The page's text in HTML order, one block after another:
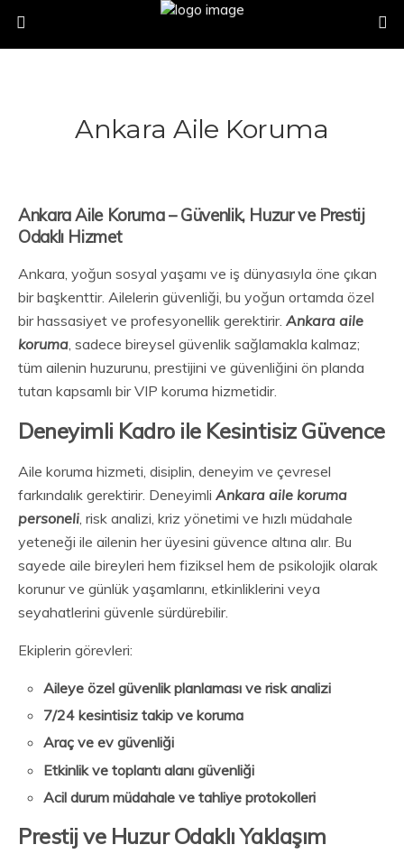
Ankara Aile Koruma
Ankara Aile Koruma – Güvenlik, Huzur ve Prestij
Odaklı Hizmet
Ankara, yoğun sosyal yaşamı ve iş dünyasıyla öne çıkan
bir başkenttir. Ailelerin güvenliği, bu yoğun ortamda özel
bir hassasiyet ve profesyonellik gerektirir. Ankara aile
koruma, sadece bireysel güvenlik sağlamakla kalmaz;
tüm ailenin huzurunu, prestijini ve güvenliğini ön planda
tutan kapsamlı bir VIP koruma hizmetidir.
Deneyimli Kadro ile Kesintisiz Güvence
Aile koruma hizmeti, disiplin, deneyim ve çevresel
farkındalık gerektirir. Deneyimli Ankara aile koruma
personeli, risk analizi, kriz yönetimi ve hızlı müdahale
yeteneği ile ailenin her üyesini güvence altına alır. Bu
sayede aile bireyleri hem fiziksel hem de psikolojik olarak
korunur ve günlük yaşamlarını, etkinliklerini veya
seyahatlerini güvenle sürdürebilir.
Ekiplerin görevleri:
Aileye özel güvenlik planlaması ve risk analizi
7/24 kesintisiz takip ve koruma
Araç ve ev güvenliği
Etkinlik ve toplantı alanı güvenliği
Acil durum müdahale ve tahliye protokolleri
Prestij ve Huzur Odaklı Yaklaşım